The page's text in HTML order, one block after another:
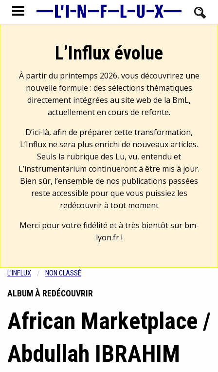
L’Influx évolue
À partir du printemps 2026, vous découvrirez une
nouvelle formule : des sélections thématiques
directement intégrées au site web de la BmL,
actuellement en cours de refonte.
D’ici-là, afin de préparer cette transformation,
L’Influx ne sera plus enrichi de nouveaux articles.
Seuls la rubrique des Lu, vu, entendu et
L’instrumentarium continueront à être mis à jour.
Bien sûr, l’ensemble de nos publications passées
reste accessible pour que vous puissiez les
redécouvrir à tout moment
Merci pour votre fidélité et à très bientôt sur bm-
lyon.fr!
L'INFLUX NON CLASSÉ
ALBUM À REDÉCOUVRIR
African Marketplace /
Abdullah IBRAHIM